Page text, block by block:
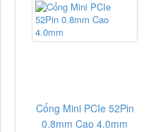
Cổng Mini PCIe 52Pin
0.8mm Cao 4.0mm